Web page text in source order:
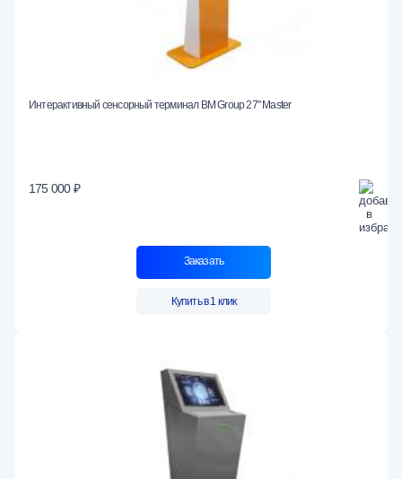
Интерактивный сенсорный терминал BM Group 27" Master
175 000 ₽
Заказать
Купить в 1 клик